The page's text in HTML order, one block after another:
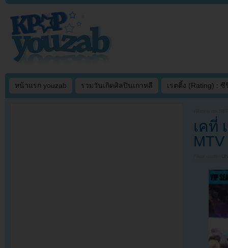
หน้าแรก youzab รวมวันเกิดศิลปินเกาหลี เรตติ้ง (Rating) : ซี
เคที่